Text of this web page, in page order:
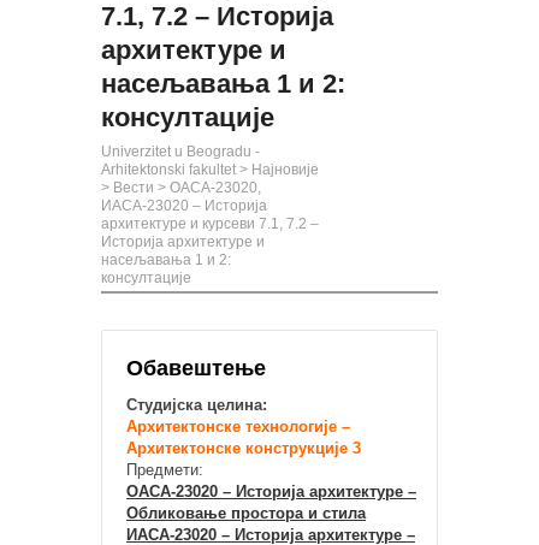
7.1, 7.2 – Историја
архитектуре и
насељавања 1 и 2:
консултације
Univerzitet u Beogradu -
Arhitektonski fakultet > Најновије
> Вести > ОАСА-23020,
ИАСА-23020 – Историја
архитектуре и курсеви 7.1, 7.2 –
Историја архитектуре и
насељавања 1 и 2:
консултације
Обавештење
Студијска целина:
Архитектонске технологије –
Архитектонске конструкције 3
Предмети:
ОАСА-23020 – Историја архитектуре –
Обликовање простора и стила
ИАСА-23020 – Историја архитектуре –